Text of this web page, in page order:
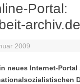
Portal:
archiv.de
2009
neues Internet-Portal